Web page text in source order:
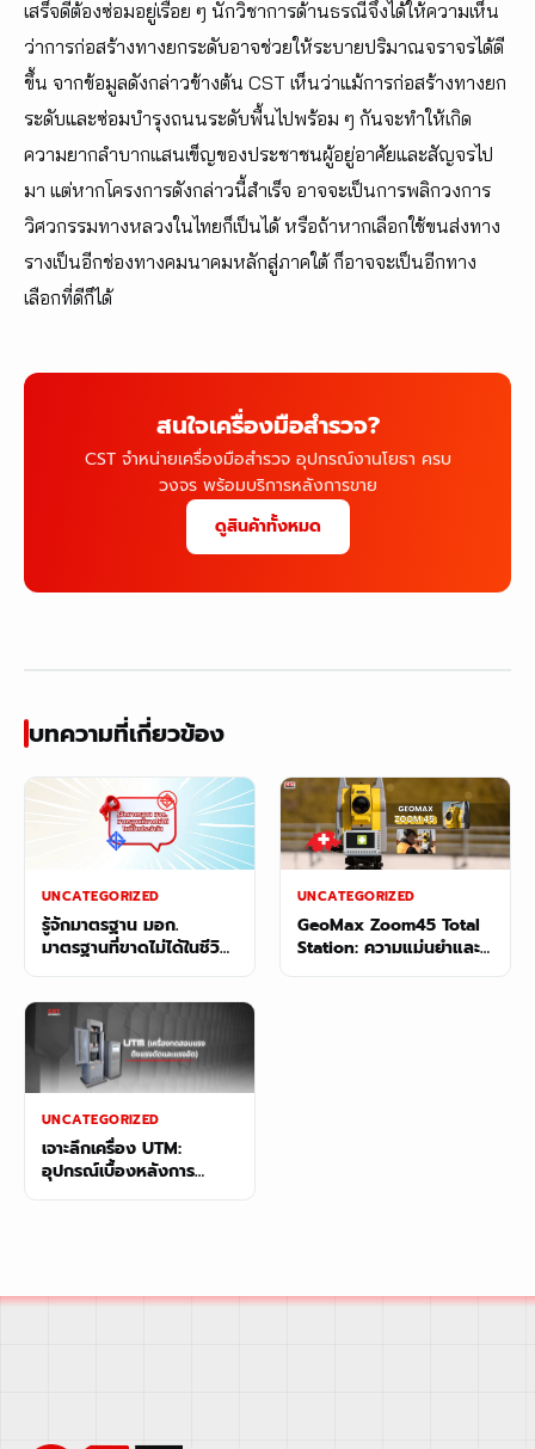
เสร็จดีต้องซ่อมอยู่เรื่อย ๆ นักวิชาการด้านธรณีจึงได้ให้ความเห็น
ว่าการก่อสร้างทางยกระดับอาจช่วยให้ระบายปริมาณจราจรได้ดี
ขึ้น จากข้อมูลดังกล่าวข้างต้น CST เห็นว่าแม้การก่อสร้างทางยก
ระดับและซ่อมบำรุงถนนระดับพื้นไปพร้อม ๆ กันจะทำให้เกิด
ความยากลำบากแสนเข็ญของประชาชนผู้อยู่อาศัยและสัญจรไป
มา แต่หากโครงการดังกล่าวนี้สำเร็จ อาจจะเป็นการพลิกวงการ
วิศวกรรมทางหลวงในไทยก็เป็นได้ หรือถ้าหากเลือกใช้ขนส่งทาง
รางเป็นอีกช่องทางคมนาคมหลักสู่ภาคใต้ ก็อาจจะเป็นอีกทาง
เลือกที่ดีก็ได้
สนใจเครื่องมือสำรวจ?
CST จำหน่ายเครื่องมือสำรวจ อุปกรณ์งานโยธา ครบ
วงจร พร้อมบริการหลังการขาย
ดูสินค้าทั้งหมด
บทความที่เกี่ยวข้อง
UNCATEGORIZED
รู้จักมาตรฐาน มอก.
มาตรฐานที่ขาดไม่ได้ในชีวิต
ประจำวัน
UNCATEGORIZED
GeoMax Zoom45 Total
Station: ความแม่นยำและ
ประสิทธิภาพสำหรับทุกงาน
UNCATEGORIZED
เจาะลึกเครื่อง UTM:
อุปกรณ์เบื้องหลังการ
ทดสอบเหล็ก